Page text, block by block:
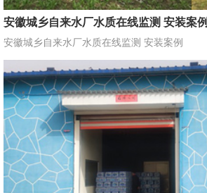
安徽城乡自来水厂水质在线监测 安装案例
安徽城乡自来水厂水质在线监测 安装案例